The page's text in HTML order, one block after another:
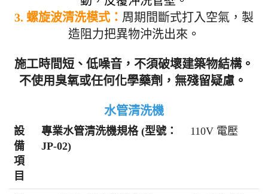
3. 螺旋波清洗模式： 周期間斷式打入空氣，製
造阻力把異物沖洗出來 。
施工時間短、低噪音，不須破壞建築物結構。
不使用臭氧或任何化學藥劑，無殘留疑慮。
水管清洗機
設
備
項
目
專業水管清洗機規格 (型號：
JP-02)
110V 電壓